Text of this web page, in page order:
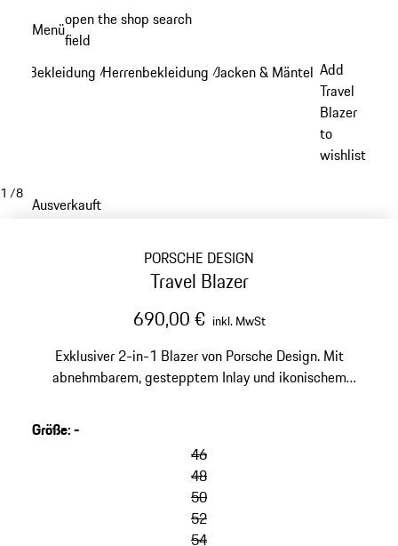
Hauptinhalt
Menüopen the shop search
field
Bekleidung /Herrenbekleidung /Jacken & Mäntel /Add
Travel
Blazer
to
wishlist
1 /8
Ausverkauft
PORSCHE DESIGN
Travel Blazer
690,00 € inkl. MwSt
Exklusiver 2-in-1 Blazer von Porsche Design. Mit
abnehmbarem, gestepptem Inlay und ikonischem
Größe:-
46
48
50
52
54